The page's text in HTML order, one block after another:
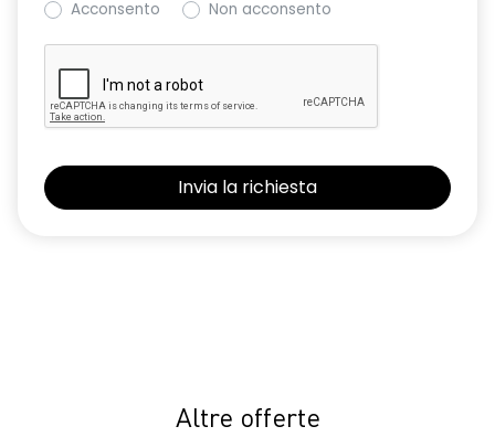
Acconsento
Non acconsento
Altre offerte